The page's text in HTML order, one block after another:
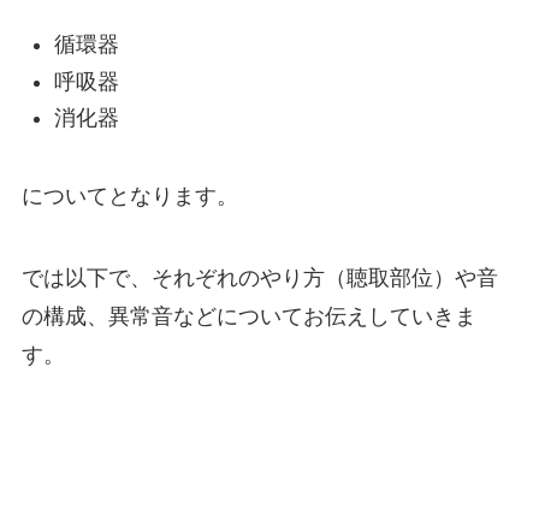
循環器
呼吸器
消化器
についてとなります。
では以下で、それぞれのやり方（聴取部位）や音
の構成、異常音などについてお伝えしていきま
す。